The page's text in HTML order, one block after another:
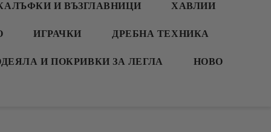
И ВЪЗГЛАВНИЦИ ХАВЛИИ
ИГРАЧКИ ДРЕБНА ТЕХНИКА
И ПОКРИВКИ ЗА ЛЕГЛА НОВО